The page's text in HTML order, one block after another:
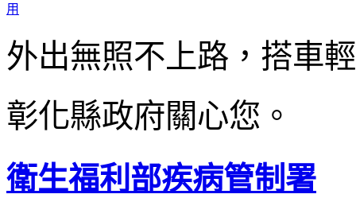
用
外出無照不上路，搭車
彰化縣政府關心您。
衛生福利部疾病管制署